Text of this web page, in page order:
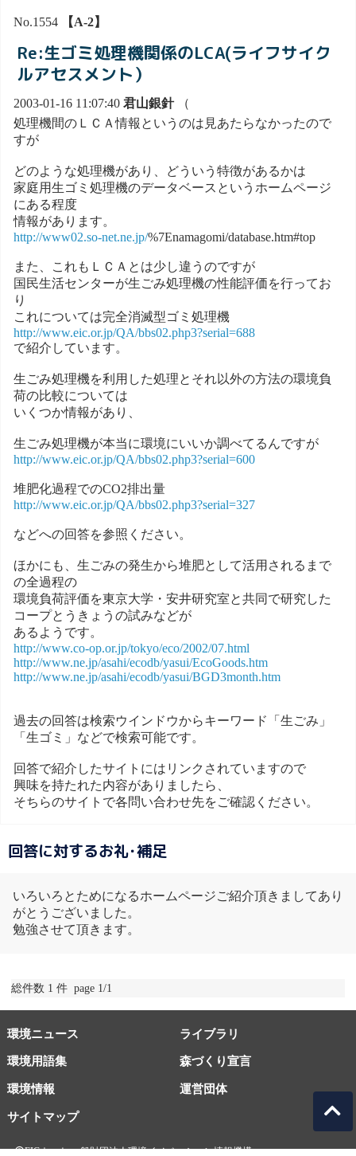
No.1554 【A-2】
Re:生ゴミ処理機関係のLCA(ライフサイク
ルアセスメント）
2003-01-16 11:07:40 君山銀針（
処理機間のＬＣＡ情報というのは見あたらなかったので
すが
どのような処理機があり、どういう特徴があるかは
家庭用生ゴミ処理機のデータベースというホームページ
にある程度
情報があります。
http://www02.so-net.ne.jp/%7Enamagomi/database.htm#top
また、これもＬＣＡとは少し違うのですが
国民生活センターが生ごみ処理機の性能評価を行ってお
り
これについては完全消滅型ゴミ処理機
http://www.eic.or.jp/QA/bbs02.php3?serial=688
で紹介しています。
生ごみ処理機を利用した処理とそれ以外の方法の環境負
荷の比較については
いくつか情報があり、
生ごみ処理機が本当に環境にいいか調べてるんですが
http://www.eic.or.jp/QA/bbs02.php3?serial=600
堆肥化過程でのCO2排出量
http://www.eic.or.jp/QA/bbs02.php3?serial=327
などへの回答を参照ください。
ほかにも、生ごみの発生から堆肥として活用されるまで
の全過程の
環境負荷評価を東京大学・安井研究室と共同で研究した
コープとうきょうの試みなどが
あるようです。
http://www.co-op.or.jp/tokyo/eco/2002/07.html
http://www.ne.jp/asahi/ecodb/yasui/EcoGoods.htm
http://www.ne.jp/asahi/ecodb/yasui/BGD3month.htm
過去の回答は検索ウインドウからキーワード「生ごみ」
「生ゴミ」などで検索可能です。
回答で紹介したサイトにはリンクされていますので
興味を持たれた内容がありましたら、
そちらのサイトで各問い合わせ先をご確認ください。
回答に対するお礼･補足
いろいろとためになるホームページご紹介頂きましてあり
がとうございました。
勉強させて頂きます。
総件数 1 件 page 1/1
環境ニュース ライブラリ
環境用語集 森づくり宣言
環境情報
サイトマップ
運営団体
EICネット 一般財団法人環境イノベーション情報機構